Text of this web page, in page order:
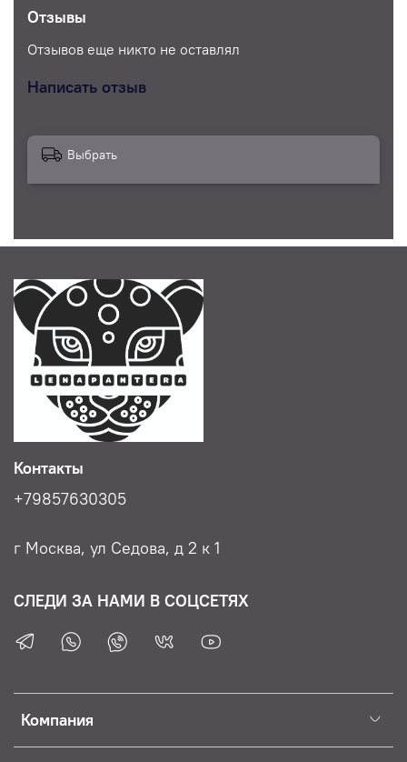
Отзывы
Отзывов еще никто не оставлял
Написать отзыв
Выбрать
Компания
Контакты
+79857630305
г Москва, ул Седова, д 2 к 1
СЛЕДИ ЗА НАМИ В СОЦСЕТЯХ